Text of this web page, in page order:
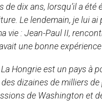
dix ans, lorsqu’il a été
Le lendemain, je lui
vie : Jean-Paul II,
une bonne
La Hongrie est un pays à
dizaines de milliers
de Washington et